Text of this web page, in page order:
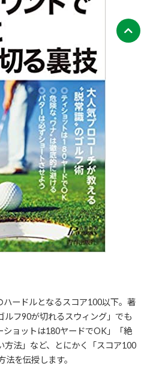
ハードルとなるスコア100以下。著
ルフ90が切れるスウィング」でも
ショットは180ヤードでOK」「絶
方法」など、とにかく「スコア100
を伝授します。